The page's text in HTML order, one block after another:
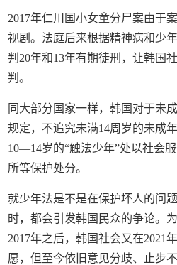
2017年仁川国小女童分尸案由于
视剧。法庭后来根据精神病和少
判20年和13年有期徒刑，让韩国
判。
同大部分国家一样，韩国对于未
规定，不追究未满14周岁的未成
10—14岁的“触法少年”处以社会
所等保护处分。
就少年法是不是在保护坏人的问
时，都会引发韩国民众的争论。
2017年之后，韩国社会又在2021
愿，但至今依旧意见分歧、止步